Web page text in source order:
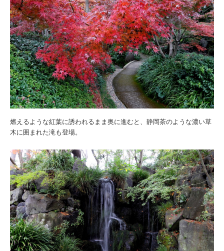
燃えるような紅葉に誘われるまま奥に進むと、静岡茶のような濃い草
木に囲まれた滝も登場。